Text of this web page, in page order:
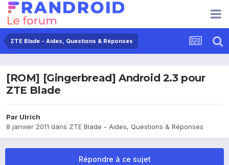
ZTE Blade - Aides, Questions & Réponses
[ROM] [Gingerbread] Android 2.3 pour
ZTE Blade
Par Ulrich
8 janvier 2011 dans ZTE Blade - Aides, Questions & Réponses
Répondre à ce sujet